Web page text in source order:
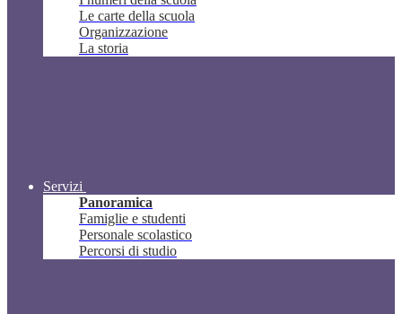
Le carte della scuola
Organizzazione
La storia
Servizi
Panoramica
Famiglie e studenti
Personale scolastico
Percorsi di studio